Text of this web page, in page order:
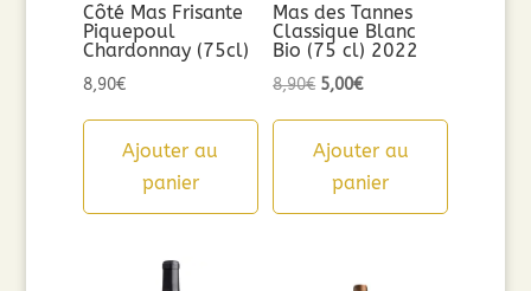
Côté Mas Frisante
Piquepoul
Chardonnay (75cl)
8,90€
Ajouter au
panier
Mas des Tannes
Classique Blanc
Bio (75 cl) 2022
8,90€ Le
initial
était :
5,00€Le
actuel
est :
Ajouter au
panier